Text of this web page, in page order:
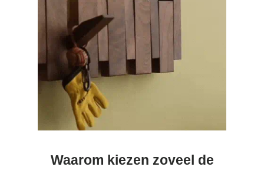
Waarom kiezen zoveel de